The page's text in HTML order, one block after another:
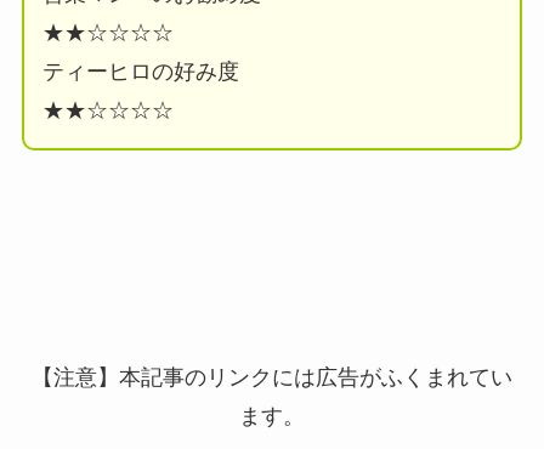
★★☆☆☆☆
ティーヒロの好み度
★★☆☆☆☆
【注意】本記事のリンクには広告がふくまれてい
ます。